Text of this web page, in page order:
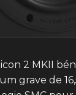
2 MKII
grave de